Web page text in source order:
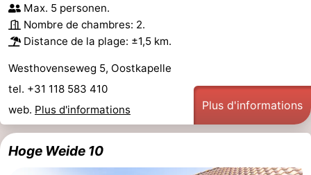
Max. 5 personen.
Nombre de chambres: 2.
Distance de la plage: ±1,5 km.
Westhovenseweg 5, Oostkapelle
tel. +31 118 583 410
web. Plus d'informations Plus d'informations
Hoge Weide 10